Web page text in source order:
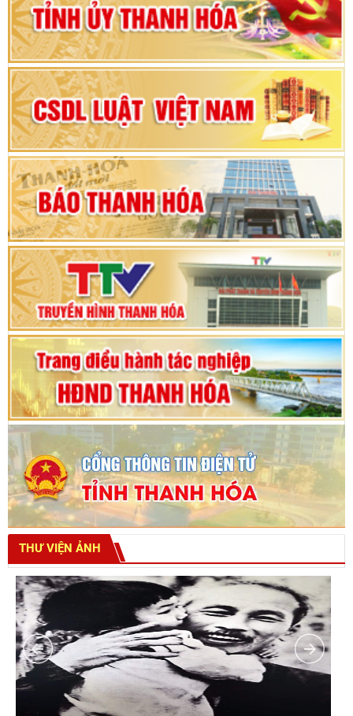
2025 - 2030
Đại hội đại biểu Đảng bộ xã Yên Thọ lần thứ I,
nhiệm kỳ 2025 – 2030
Đại hội Đảng bộ xã Yên Ninh lần thứ nhất,
nhiệm kỳ 2025 - 2030
Khai mạc Kỳ họp bất thường lần thứ 9, Quốc
hội khóa XV
Phiên thảo luận Kỳ họp thứ 24, HĐND tỉnh
Thanh Hóa khóa XVIII, nhiệm kỳ 2021 - 2026
Bế mạc Kỳ họp thứ hai bốn, Hội đồng nhân dân
tỉnh khoá XVIII
THƯ VIỆN ẢNH